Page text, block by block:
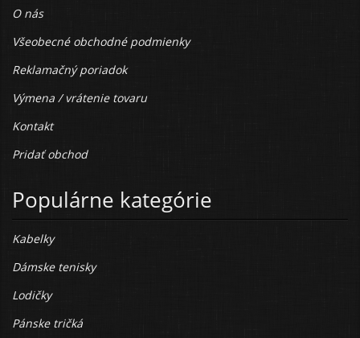
O nás
Všeobecné obchodné podmienky
Reklamačný poriadok
Výmena / vrátenie tovaru
Kontakt
Pridať obchod
Populárne kategórie
Kabelky
Dámske tenisky
Lodičky
Pánske tričká